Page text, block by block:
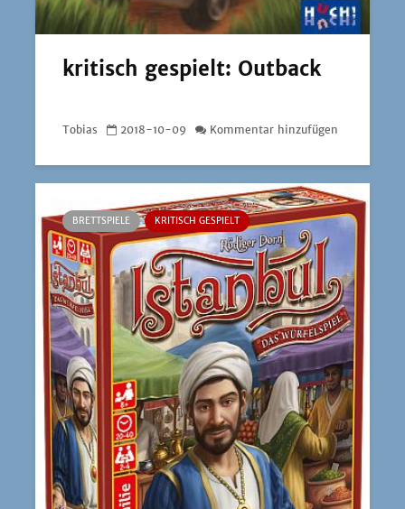
kritisch gespielt: Outback
Tobias 2018-10-09 Kommentar hinzufügen
BRETTSPIELE KRITISCH GESPIELT